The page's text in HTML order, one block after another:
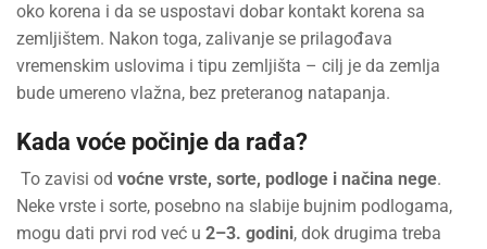
oko korena i da se uspostavi dobar kontakt korena sa
zemljištem. Nakon toga, zalivanje se prilagođava
vremenskim uslovima i tipu zemljišta – cilj je da zemlja
bude umereno vlažna, bez preteranog natapanja.
Kada voće počinje da rađa?
To zavisi od voćne vrste, sorte, podloge i načina nege.
Neke vrste i sorte, posebno na slabije bujnim podlogama,
mogu dati prvi rod već u 2–3. godini, dok drugima treba